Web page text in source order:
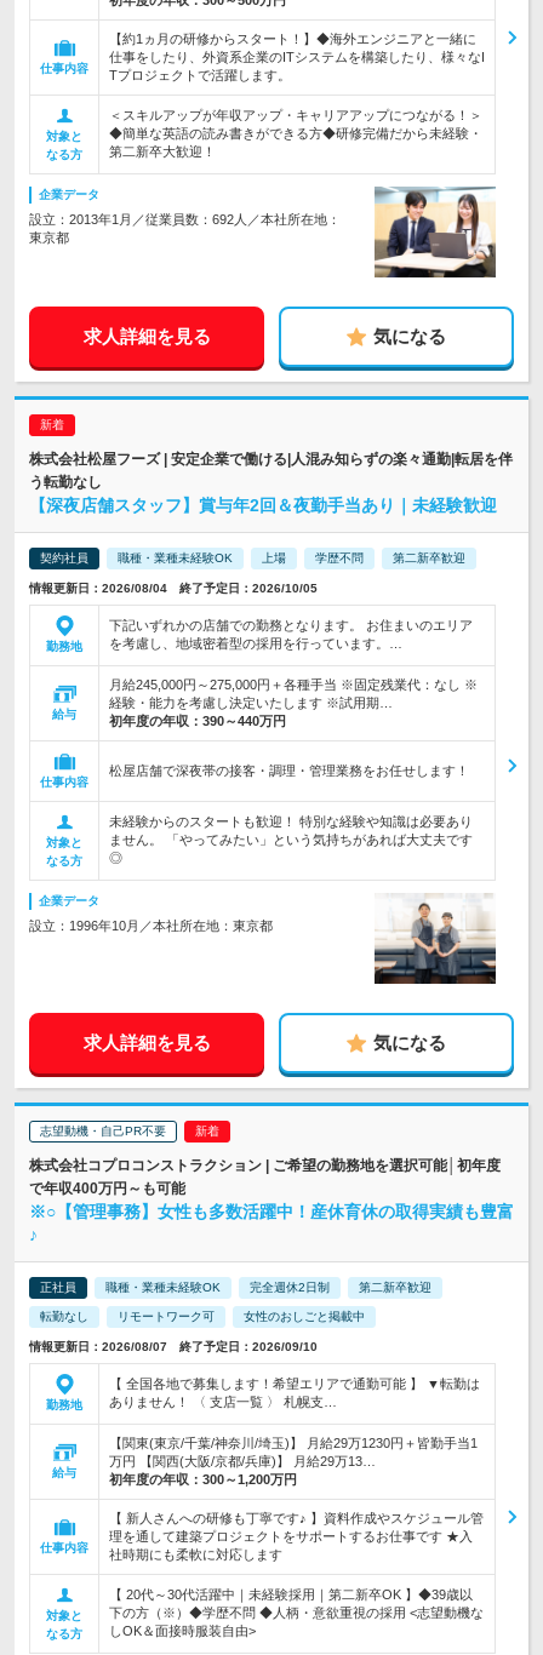
仕事内容
【約1ヵ月の研修からスタート！】◆海外エンジニアと一緒に
仕事をしたり、外資系企業のITシステムを構築したり、様々なI
Tプロジェクトで活躍します。
対象と
なる方
＜スキルアップが年収アップ・キャリアアップにつながる！＞
◆簡単な英語の読み書きができる方◆研修完備だから未経験・
第二新卒大歓迎！
企業データ
設立：2013年1月／従業員数：692人／本社所在地：
東京都
求人詳細を見る 気になる
株式会社松屋フーズ | 安定企業で働ける|人混み知らずの楽々通勤|転居を伴
う転勤なし
【深夜店舗スタッフ】賞与年2回＆夜勤手当あり｜未経験歓迎
契約社員 職種・業種未経験OK 上場 学歴不問 第二新卒歓迎
情報更新日：2026/08/04 終了予定日：2026/10/05
勤務地
下記いずれかの店舗での勤務となります。 お住まいのエリア
を考慮し、地域密着型の採用を行っています。…
給与
月給245,000円～275,000円＋各種手当 ※固定残業代：なし ※
経験・能力を考慮し決定いたします ※試用期…
初年度の年収： 390～440万円
仕事内容
松屋店舗で深夜帯の接客・調理・管理業務をお任せします！
対象と
なる方
未経験からのスタートも歓迎！ 特別な経験や知識は必要あり
ません。 「やってみたい」という気持ちがあれば大丈夫です
◎
企業データ
設立：1996年10月／本社所在地：東京都
求人詳細を見る 気になる
志望動機・自己PR不要
株式会社コプロコンストラクション | ご希望の勤務地を選択可能│初年度
で年収400万円～も可能
※○【管理事務】女性も多数活躍中！産休育休の取得実績も豊富
♪
正社員 職種・業種未経験OK 完全週休2日制 第二新卒歓迎
転勤なし リモートワーク可 女性のおしごと掲載中
情報更新日：2026/08/07 終了予定日：2026/09/10
勤務地
【 全国各地で募集します！希望エリアで通勤可能 】 ▼転勤は
ありません！ 〈 支店一覧 〉 札幌支…
給与
【関東(東京/千葉/神奈川/埼玉)】 月給29万1230円＋皆勤手当1
万円 【関西(大阪/京都/兵庫)】 月給29万13…
初年度の年収： 300～1,200万円
仕事内容
【 新人さんへの研修も丁寧です♪ 】資料作成やスケジュール管
理を通して建築プロジェクトをサポートするお仕事です ★入
社時期にも柔軟に対応します
対象と
なる方
【 20代～30代活躍中｜未経験採用｜第二新卒OK 】◆39歳以
下の方（※）◆学歴不問 ◆人柄・意欲重視の採用 <志望動機な
しOK＆面接時服装自由>